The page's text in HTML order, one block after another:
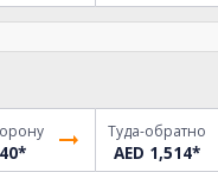
*
Туда-обратно
AED 1,514*